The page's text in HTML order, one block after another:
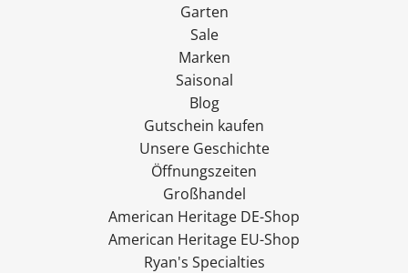
Garten
Sale
Marken
Saisonal
Blog
Gutschein kaufen
Unsere Geschichte
Öffnungszeiten
Großhandel
American Heritage DE-Shop
American Heritage EU-Shop
Ryan's Specialties